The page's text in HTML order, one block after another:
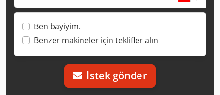
Ben bayiyim.
Benzer makineler için teklifler alın
İstek gönder